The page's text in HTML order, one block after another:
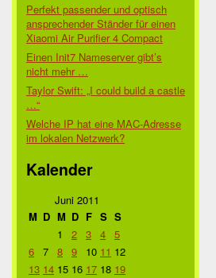
Perfekt passender und optisch
ansprechender Ständer für einen
Xiaomi Air Purifier 4 Compact
Einen Init7 Nameserver gibt’s
nicht mehr …
Taylor Swift: „I could build a castle
…“
Welche IP hat eine MAC-Adresse
im lokalen Netzwerk?
Kalender
Juni 2011
M D M D F S S
1
2 3 4 5
6 7 8 9 10 11 12
13 14 15 16 17 18 19